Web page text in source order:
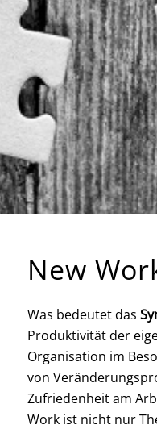
New
Was bedeutet das
Produktivität der
Organisation im
von
Zufriedenheit am
Work ist nicht nur